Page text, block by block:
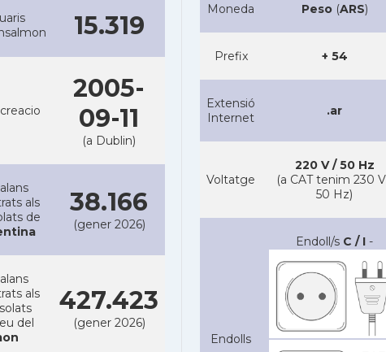
15.319
2005-
09-11
(a Dublin)
als
de
38.166
(gener 2026)
als
del
427.423
(gener 2026)
Moneda Peso(ARS)
Prefix + 54
Extensió
Internet
.ar
Voltatge
220 V / 50 Hz
(a CAT tenim 230
50 Hz)
Endolls
Endoll/s C / I -